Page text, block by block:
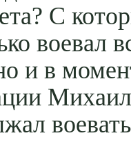
С
воевал
и в